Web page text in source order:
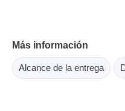
Más información
Alcance de la entrega